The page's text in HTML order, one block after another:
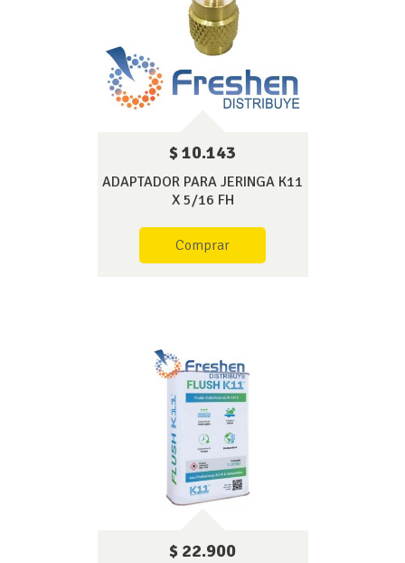
$ 10.143
ADAPTADOR PARA JERINGA K11
X 5/16 FH
Comprar
$ 22.900